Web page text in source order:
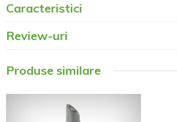
Caracteristici
Review-uri
Produse similare